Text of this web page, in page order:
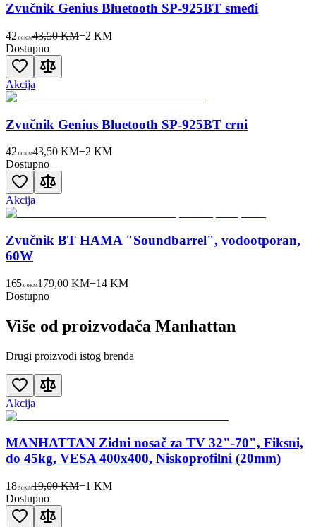
Zvučnik Genius Bluetooth SP-925BT smeđi
42 00KM43,50 KM−2 KM
Dostupno
Akcija
Zvučnik Genius Bluetooth SP-925BT crni
42 00KM43,50 KM−2 KM
Dostupno
Akcija
Zvučnik BT HAMA "Soundbarrel", vodootporan,
60W
165 00KM179,00 KM−14 KM
Dostupno
Više od proizvođača Manhattan
Drugi proizvodi istog brenda
Akcija
MANHATTAN Zidni nosač za TV 32"-70", Fiksni,
do 45kg, VESA 400x400, Niskoprofilni (20mm)
18 50KM19,00 KM−1 KM
Dostupno